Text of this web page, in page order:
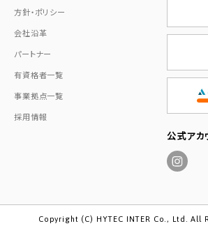
方針・ポリシー
会社沿革
パートナー
有資格者一覧
事業拠点一覧
採用情報
公式アカ
Copyright (C) HYTEC INTER Co., Ltd. All